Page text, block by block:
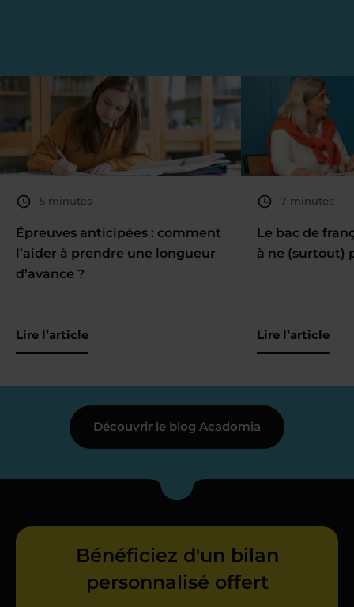
5 minutes
Épreuves anticipées : comment
l’aider à prendre une longueur
d’avance ?
Lire l’article
7 minutes
Le bac de
à ne (surtout)
Lire l’article
Découvrir le blog Acadomia
Bénéficiez d'un bilan
personnalisé offert